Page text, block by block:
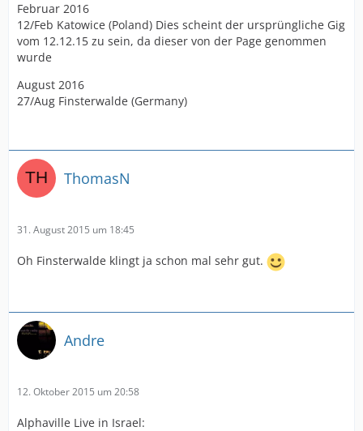
Februar 2016
12/Feb Katowice (Poland) Dies scheint der ursprüngliche Gig
vom 12.12.15 zu sein, da dieser von der Page genommen
wurde
August 2016
27/Aug Finsterwalde (Germany)
ThomasN
31. August 2015 um 18:45
Oh Finsterwalde klingt ja schon mal sehr gut.
Andre
12. Oktober 2015 um 20:58
Alphaville Live in Israel: